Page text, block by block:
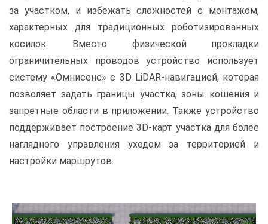
за участком, и избежать сложностей с монтажом,
характерных для традиционных роботизированных
косилок. Вместо физической прокладки
ограничительных проводов устройство использует
систему «Омнисенс» с 3D LiDAR-навигацией, которая
позволяет задать границы участка, зоны кошения и
запретные области в приложении. Также устройство
поддерживает построение 3D-карт участка для более
наглядного управления уходом за территорией и
настройки маршрутов.